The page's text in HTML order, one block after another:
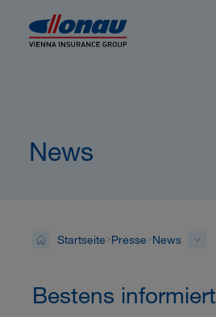
News
Startseite Presse News
Bestens informiert